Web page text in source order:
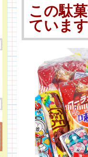
この駄
ていま